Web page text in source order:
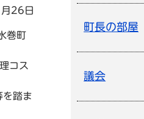
26日
巻町
コス
踏ま
町長の部屋
議会